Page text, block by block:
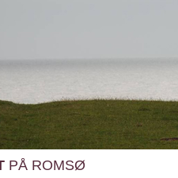
PÅ ROMSØ